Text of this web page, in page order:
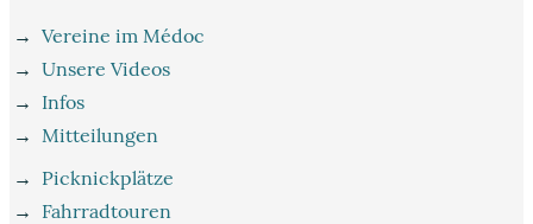
→Vereine im Médoc
→Unsere Videos
→ Infos
→ Mitteilungen
→ Picknickplätze
→ Fahrradtouren